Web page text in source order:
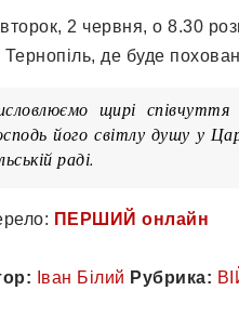
2 червня, о 8.30
де буде
щирі
його світлу душу у
раді.
ПЕРШИЙ онлайн
Іван Білий Рубрика: